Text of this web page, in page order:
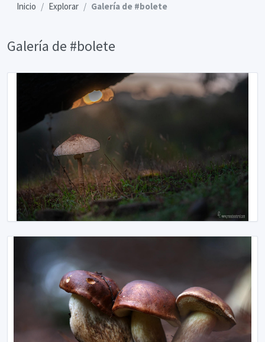
Inicio Explorar Galería de #bolete
Galería de #bolete